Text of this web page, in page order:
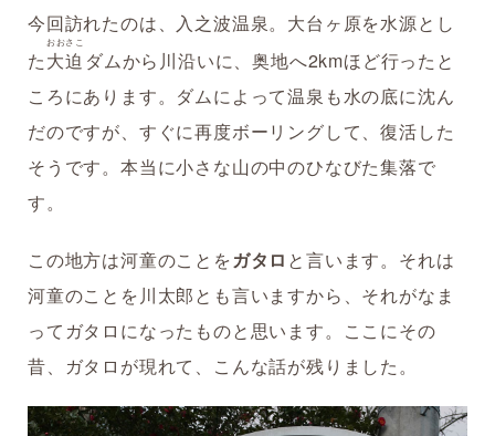
今回訪れたのは、入之波温泉。大台ヶ原を水源とし
た大迫
おおさこ
ダムから川沿いに、奥地へ2kmほど行ったと
ころにあります。ダムによって温泉も水の底に沈ん
だのですが、すぐに再度ボーリングして、復活した
そうです。本当に小さな山の中のひなびた集落で
す。
この地方は河童のことをガタロ と言います。それは
河童のことを川太郎とも言いますから、それがなま
ってガタロになったものと思います。ここにその
昔、ガタロが現れて、こんな話が残りました。